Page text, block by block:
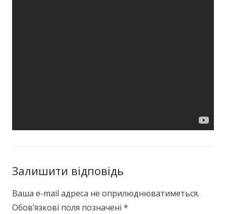
Залишити відповідь
Ваша e-mail адреса не оприлюднюватиметься.
Обов’язкові поля позначені *